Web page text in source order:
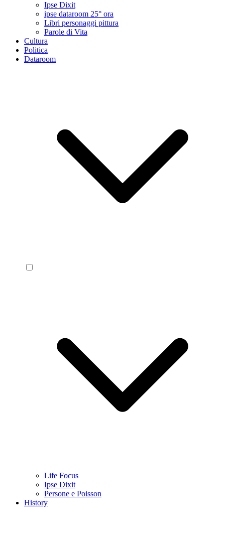
Ipse Dixit
ipse dataroom 25° ora
Libri personaggi pittura
Parole di Vita
Cultura
Politica
Dataroom
Life Focus
Ipse Dixit
Persone e Poisson
History